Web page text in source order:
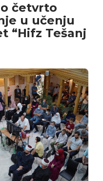
četvrto
u učenju
“Hifz Tešanj